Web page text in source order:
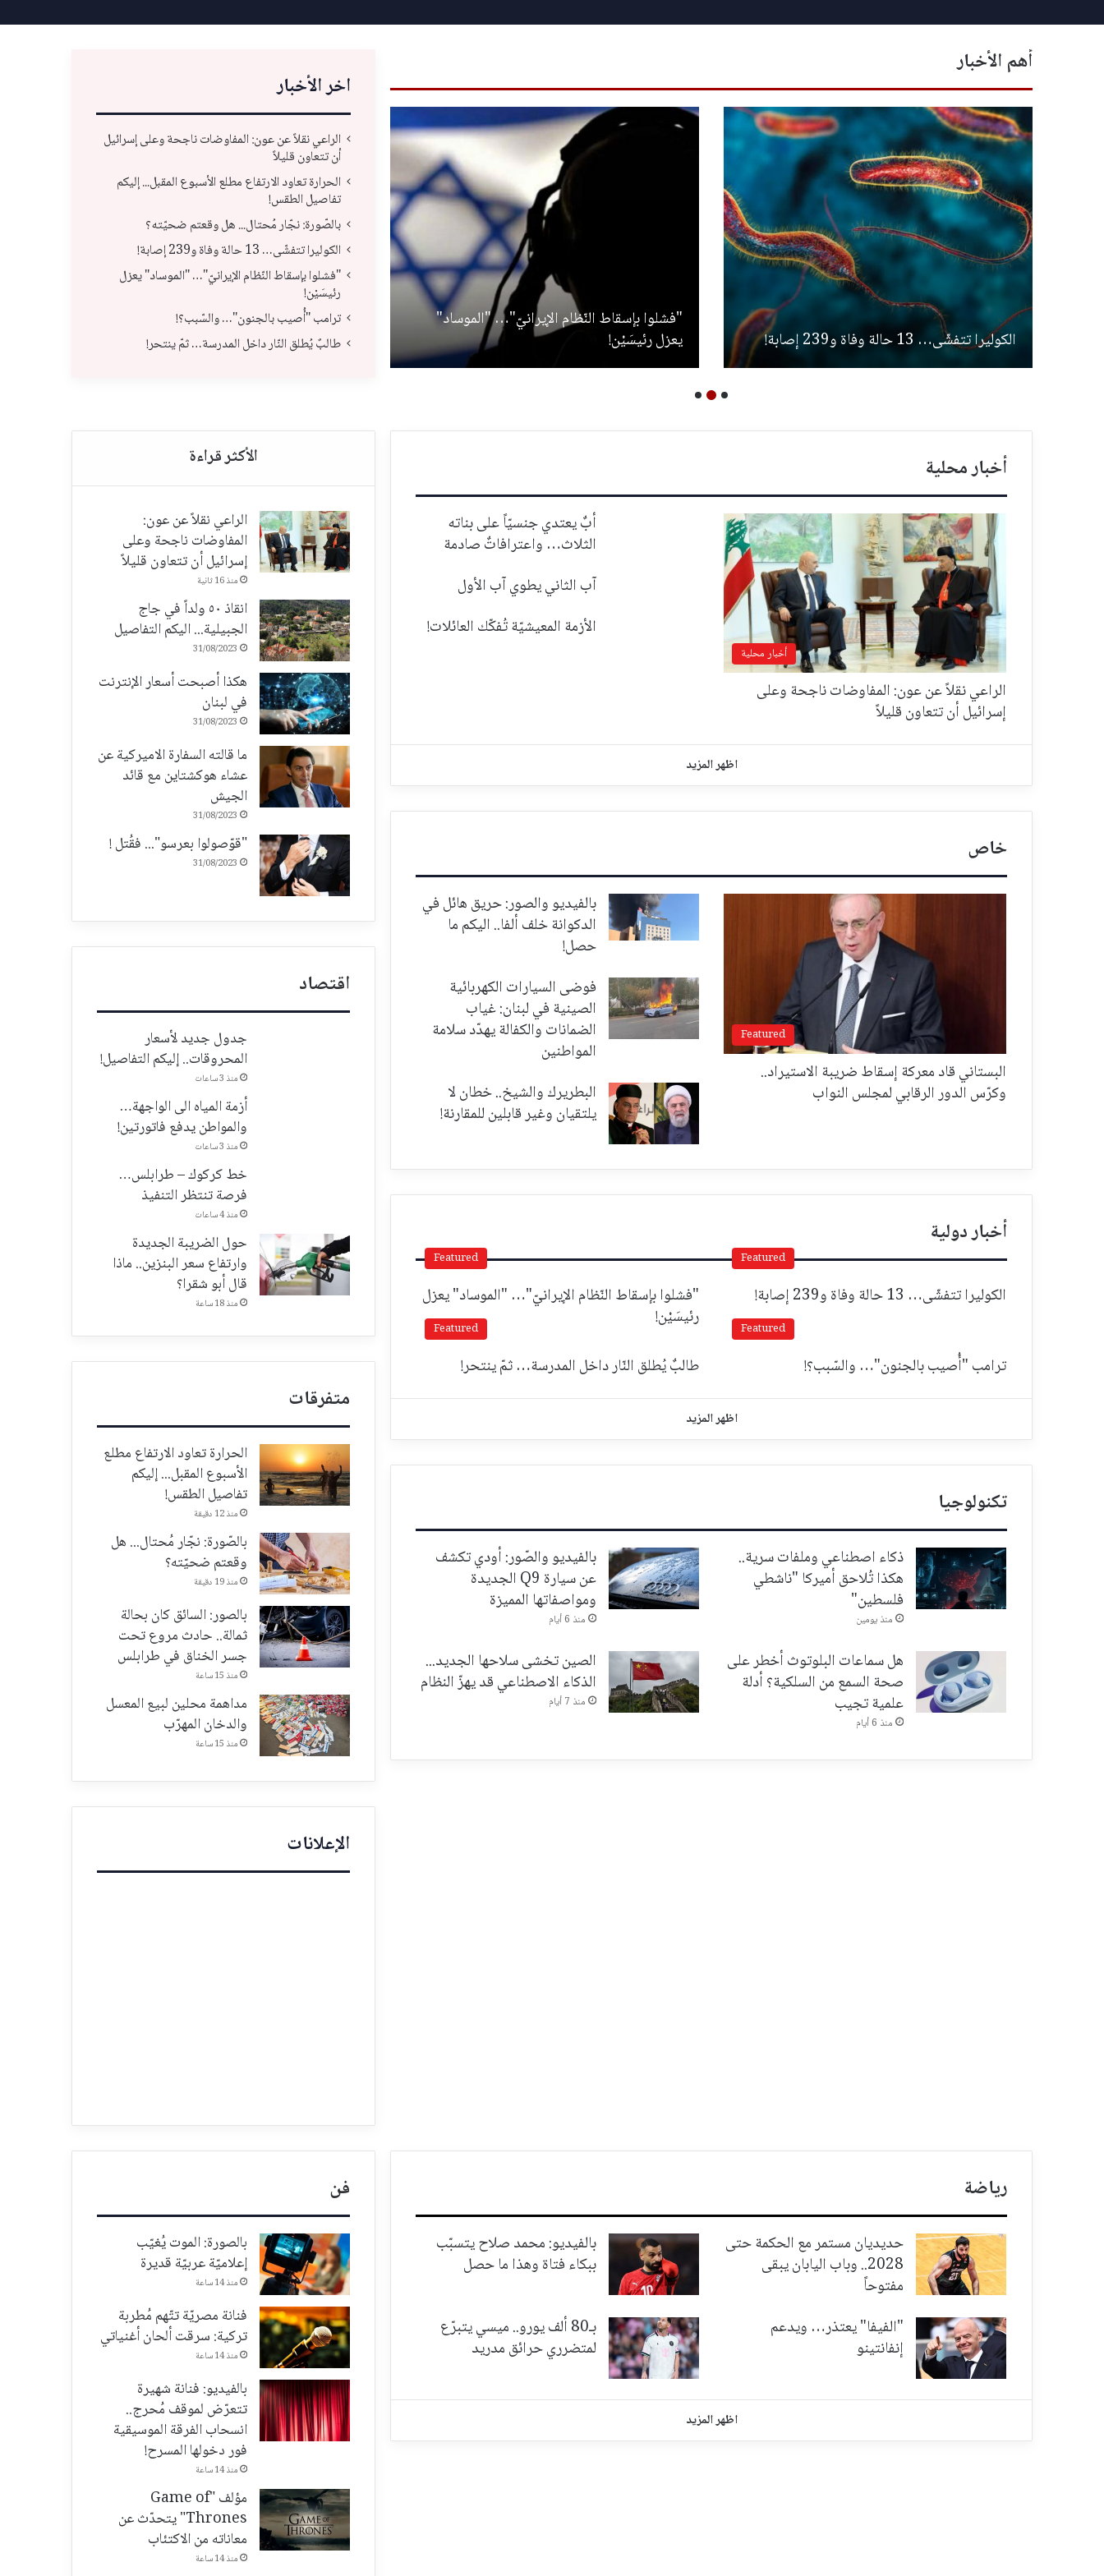
أهم الأخبار
الكوليرا تتفشّى… 13 حالة وفاة و239 إصابة!
"فشلوا بإسقاط النّظام الإيرانيّ"… "الموساد"
يعزل رئيسَيْن!
ترامب "أُصيب بالجنون"… والسّبب؟!
اخر الأخبار
الراعي نقلاً عن عون: المفاوضات ناجحة وعلى إسرائيل
أن تتعاون قليلاً
الحرارة تعاود الارتفاع مطلع الأسبوع المقبل... إليكم
تفاصيل الطقس!
بالصّورة: نجّار مُحتال... هل وقعتم ضحيّته؟
الكوليرا تتفشّى… 13 حالة وفاة و239 إصابة!
"فشلوا بإسقاط النّظام الإيرانيّ"… "الموساد" يعزل
رئيسَيْن!
ترامب "أُصيب بالجنون"… والسّبب؟!
طالبٌ يُطلق النّار داخل المدرسة… ثمّ ينتحر!
أخبار محلية
أخبار محلية
الراعي نقلاً عن عون: المفاوضات ناجحة وعلى
إسرائيل أن تتعاون قليلاً
أبٌ يعتدي جنسيّاً على بناته
الثلاث… واعترافاتٌ صادمة
آب الثاني يطوي آب الأول
الأزمة المعيشيّة تُفكّك العائلات!
اظهر المزيد
خاص
Featured
البستاني قاد معركة إسقاط ضريبة الاستيراد..
وكرّس الدور الرقابي لمجلس النواب
بالفيديو والصور: حريق هائل في
الدكوانة خلف ألفا.. اليكم ما
حصل!
فوضى السيارات الكهربائية
الصينية في لبنان: غياب
الضمانات والكفالة يهدّد سلامة
المواطنين
البطريرك والشيخ.. خطان لا
يلتقيان وغير قابلين للمقارنة!
أخبار دولية
Featured
الكوليرا تتفشّى… 13 حالة وفاة و239 إصابة!
Featured
"فشلوا بإسقاط النّظام الإيرانيّ"… "الموساد" يعزل
رئيسَيْن!
Featured
ترامب "أُصيب بالجنون"… والسّبب؟!
Featured
طالبٌ يُطلق النّار داخل المدرسة… ثمّ ينتحر!
اظهر المزيد
تكنولوجيا
ذكاء اصطناعي وملفات سرية..
هكذا تُلاحق أميركا "ناشطي
فلسطين"
منذ يومين
بالفيديو والصّور: أودي تكشف
عن سيارة Q9 الجديدة
ومواصفاتها المميزة
منذ 6 أيام
هل سماعات البلوتوث أخطر على
صحة السمع من السلكية؟ أدلة
علمية تجيب
منذ 6 أيام
الصين تخشى سلاحها الجديد...
الذكاء الاصطناعي قد يهزّ النظام
منذ 7 أيام
الراعي نقلاً عن عون:
المفاوضات ناجحة وعلى
إسرائيل أن تتعاون قليلاً
منذ 16 ثانية
انقاذ ٥٠ ولداً في جاج
الجبيلية... اليكم التفاصيل
31/08/2023
هكذا أصبحت أسعار الإنترنت
في لبنان
31/08/2023
ما قالته السفارة الاميركية عن
عشاء هوكشتاين مع قائد
الجيش
31/08/2023
"قوّصولوا بعرسو"... فقُتل !
31/08/2023
اقتصاد
جدول جديد لأسعار
المحروقات.. إليكم التفاصيل!
منذ 3 ساعات
أزمة المياه الى الواجهة…
والمواطن يدفع فاتورتين!
منذ 3 ساعات
خط كركوك – طرابلس…
فرصة تنتظر التنفيذ
منذ 4 ساعات
حول الضريبة الجديدة
وارتفاع سعر البنزين.. ماذا
قال أبو شقرا؟
منذ 18 ساعة
متفرقات
الحرارة تعاود الارتفاع مطلع
الأسبوع المقبل... إليكم
تفاصيل الطقس!
منذ 12 دقيقة
بالصّورة: نجّار مُحتال... هل
وقعتم ضحيّته؟
منذ 19 دقيقة
بالصور: السائق كان بحالة
ثمالة.. حادث مروع تحت
جسر الخناق في طرابلس
منذ 15 ساعة
مداهمة محلين لبيع المعسل
والدخان المهرّب
منذ 15 ساعة
الإعلانات
رياضة
حديديان مستمر مع الحكمة حتى
2028.. وباب اليابان يبقى
مفتوحاً
بالفيديو: محمد صلاح يتسبّب
ببكاء فتاة وهذا ما حصل
"الفيفا" يعتذر… ويدعم
إنفانتينو
بـ80 ألف يورو.. ميسي يتبرّع
لمتضرري حرائق مدريد
اظهر المزيد
فن
بالصورة: الموت يُغيّب
إعلاميّة عربيّة قديرة
منذ 14 ساعة
فنانة مصريّة تتّهم مُطربة
تركية: سرقت ألحان أغنياتي
منذ 14 ساعة
بالفيديو: فنانة شهيرة
تتعرّض لموقف مُحرج..
انسحاب الفرقة الموسيقية
فور دخولها المسرح!
منذ 14 ساعة
مؤلف "Game of
Thrones" يتحدّث عن
معاناته من الاكتئاب
منذ 14 ساعة